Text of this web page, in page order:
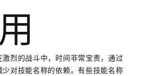
烈的战斗中，时间非常宝贵，通过
对技能名称的依赖。有些技能名称